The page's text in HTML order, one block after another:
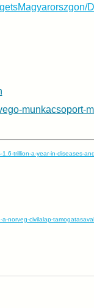
munkacsoport-
trillion-a-year-in-diseases-
norveg-civilalap-tamogatasaval